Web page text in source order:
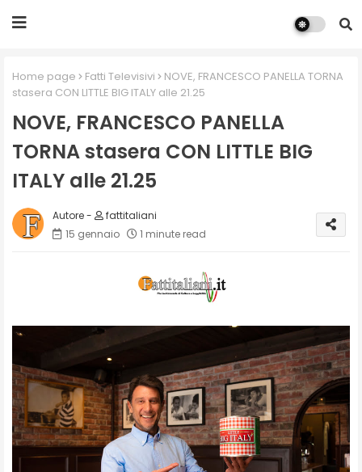
Home page Fatti Televisivi
NOVE, FRANCESCO PANELLA TORNA
stasera CON LITTLE BIG ITALY alle 21.25
NOVE, FRANCESCO PANELLA
TORNA stasera CON LITTLE BIG
ITALY alle 21.25
fattitaliani
15 gennaio
1 minute read